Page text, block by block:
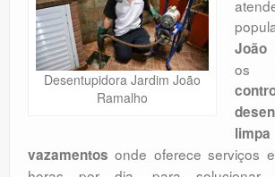
Orçamento
Comentários
Desentupidora Jardim João
Ramalho
João
os
vazamentos onde oferece serviços